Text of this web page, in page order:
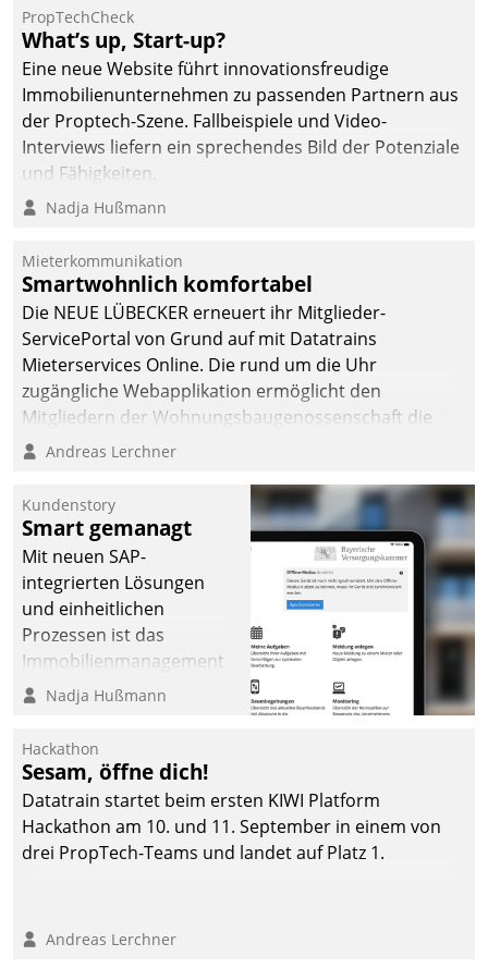
deutscher
Wohnungsunternehmen
– und beschleunigt damit
den Weg vom
Mieteranliegen zum
Dienstleisterauftrag.
PropTechCheck
What’s up, Start-up?
Eine neue Website führt innovationsfreudige
Immobilienunternehmen zu passenden Partnern aus
der Proptech-Szene. Fallbeispiele und Video-
Interviews liefern ein sprechendes Bild der Potenziale
und Fähigkeiten.
Nadja Hußmann
Mieterkommunikation
Smartwohnlich komfortabel
Die NEUE LÜBECKER erneuert ihr Mitglieder-
ServicePortal von Grund auf mit Datatrains
Mieterservices Online. Die rund um die Uhr
zugängliche Webapplikation ermöglicht den
Mitgliedern der Wohnungs­bau­genossenschaft die
Kontaktaufnahme per Smartphone, Tablet oder PC.
Andreas Lerchner
Kundenstory
Smart gemanagt
Mit neuen SAP-
integrierten Lösungen
und einheitlichen
Prozessen ist das
Immobilienmanagement
der Bayerischen
Ressort Kapitalanlage für
künftige Aufgaben und
Herausforderungen
gerüstet.
Nadja Hußmann
Hackathon
Sesam, öffne dich!
Datatrain startet beim ersten KIWI Platform
Hackathon am 10. und 11. September in einem von
drei PropTech-Teams und landet auf Platz 1.
Andreas Lerchner